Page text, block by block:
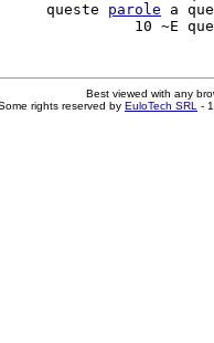
queste parole a
10 ~E
Best viewed with any
rights reserved by EuloTech SRL -